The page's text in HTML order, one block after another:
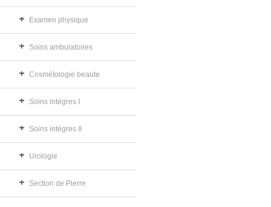
Examen physique
Soins ambulatoires
Cosmétologie beaute
Soins intégres I
Soins intégres II
Urologie
Section de Pierre